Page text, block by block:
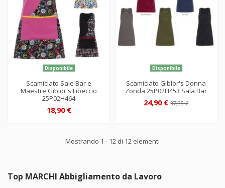
Disponibile
Scamiciato Sale Bar e
Maestre Giblor's Libeccio
25P02H464
18,90 €
Disponibile
Scamiciato Giblor's Donna
Zonda 25P02H453 Sala Bar
24,90 €37,35 €
Mostrando 1 - 12 di 12 elementi
Top MARCHI Abbigliamento da Lavoro